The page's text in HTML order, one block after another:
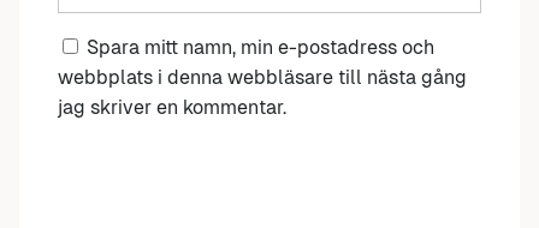
Spara mitt namn, min e-postadress och
webbplats i denna webbläsare till nästa gång
jag skriver en kommentar.